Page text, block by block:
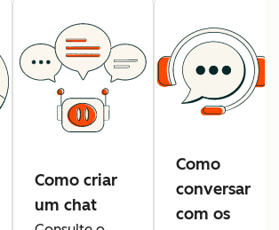
Como criar
um chat
Como
conversar
com os